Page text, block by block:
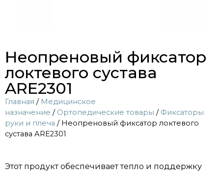
Неопреновый фиксатор
локтевого сустава
ARE2301
Главная / Медицинское
назначение / Ортопедические товары / Фиксаторы
руки и плеча / Неопреновый фиксатор локтевого
сустава ARE2301
Этот продукт обеспечивает тепло и поддержку